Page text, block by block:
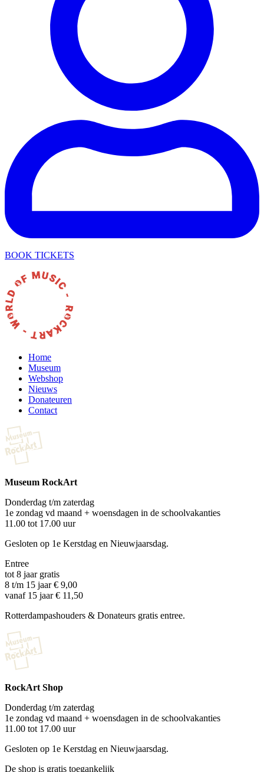
BOOK TICKETS
Home
Museum
Webshop
Nieuws
Donateuren
Contact
Museum RockArt
Donderdag t/m zaterdag
1e zondag vd maand + woensdagen in de schoolvakanties
11.00 tot 17.00 uur
Gesloten op 1e Kerstdag en Nieuwjaarsdag.
Entree
tot 8 jaar gratis
8 t/m 15 jaar € 9,00
vanaf 15 jaar € 11,50
Rotterdampashouders & Donateurs gratis entree.
RockArt Shop
Donderdag t/m zaterdag
1e zondag vd maand + woensdagen in de schoolvakanties
11.00 tot 17.00 uur
Gesloten op 1e Kerstdag en Nieuwjaarsdag.
De shop is gratis toegankelijk